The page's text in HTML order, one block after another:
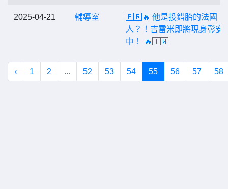
2025-04-21 輔導室
🇫🇷🔥 他是投錯胎的法國
人？！吉雷米即將現身彰安
中！ 🔥🇹🇼
‹ 1 2 ... 52 53 54 55 56 57 58